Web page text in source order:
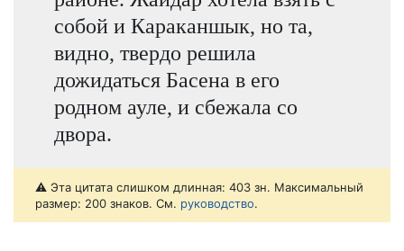
собой и Караканшык, но та,
видно, твердо решила
дожидаться Басена в его
родном ауле, и сбежала со
двора.
⚠️ Эта цитата слишком длинная: 403 зн. Максимальный
размер: 200 знаков. См. руководство.